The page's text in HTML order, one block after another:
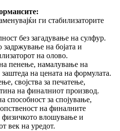
ги стабилизаторите
без загадување на сулфур.
на бојата и
на олово.
пенење, намалување на
на цената на формулата.
својства за печатење,
на финалниот производ.
способност за спојување,
на финалните
влошување и
век на уредот.